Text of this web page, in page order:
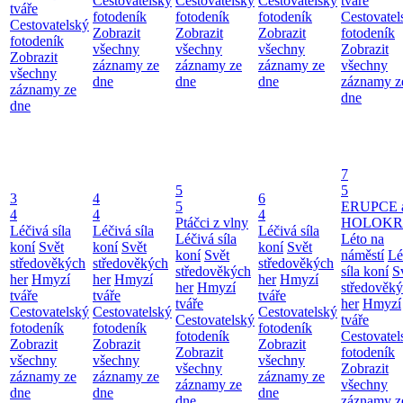
tváře
Cestovatelský
fotodeník
Zobrazit
všechny
záznamy ze
dne
fotodeník
Zobrazit
všechny
záznamy ze
dne
fotodeník
Zobrazit
všechny
záznamy ze
dne
fotodeník
Zobrazit
všechny
záznamy ze
dne
fotodeník
Zobrazit
všechny
záznamy
dne
3
4
Léčivá síla
koní Svět
středověkých
her Hmyzí
tváře
Cestovatelský
fotodeník
Zobrazit
všechny
záznamy ze
dne
4
4
Léčivá síla
koní Svět
středověkých
her Hmyzí
tváře
Cestovatelský
fotodeník
Zobrazit
všechny
záznamy ze
dne
5
5
Ptáčci z vlny
Léčivá síla
koní Svět
středověkých
her Hmyzí
tváře
Cestovatelský
fotodeník
Zobrazit
všechny
záznamy ze
6
4
Léčivá síla
koní Svět
středověkých
her Hmyzí
tváře
Cestovatelský
fotodeník
Zobrazit
všechny
záznamy ze
dne
7
5
ERUPCE
Léto na
náměstí
síla koní
her Hmyzí
tváře
fotodeník
Zobrazit
všechny